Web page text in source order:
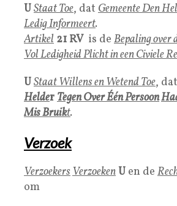
UStaat Toe, dat Gemeente Den
Ledig Informeert.
Artikel 21 RVis de Bepaling over
Vol Ledigheid Plicht in een Civiele
UStaat Willens en Wetend Toe, dat
HelderTegen Over Één Persoon
Mis Bruikt.
Verzoek
VerzoekersVerzoeken U en de
om